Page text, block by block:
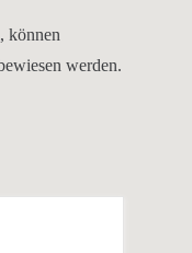
können
werden.